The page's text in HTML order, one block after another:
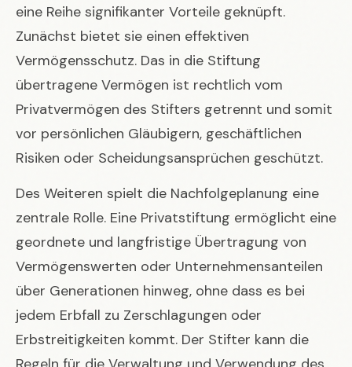
eine Reihe signifikanter Vorteile geknüpft.
Zunächst bietet sie einen effektiven
Vermögensschutz. Das in die Stiftung
übertragene Vermögen ist rechtlich vom
Privatvermögen des Stifters getrennt und somit
vor persönlichen Gläubigern, geschäftlichen
Risiken oder Scheidungsansprüchen geschützt.
Des Weiteren spielt die Nachfolgeplanung eine
zentrale Rolle. Eine Privatstiftung ermöglicht eine
geordnete und langfristige Übertragung von
Vermögenswerten oder Unternehmensanteilen
über Generationen hinweg, ohne dass es bei
jedem Erbfall zu Zerschlagungen oder
Erbstreitigkeiten kommt. Der Stifter kann die